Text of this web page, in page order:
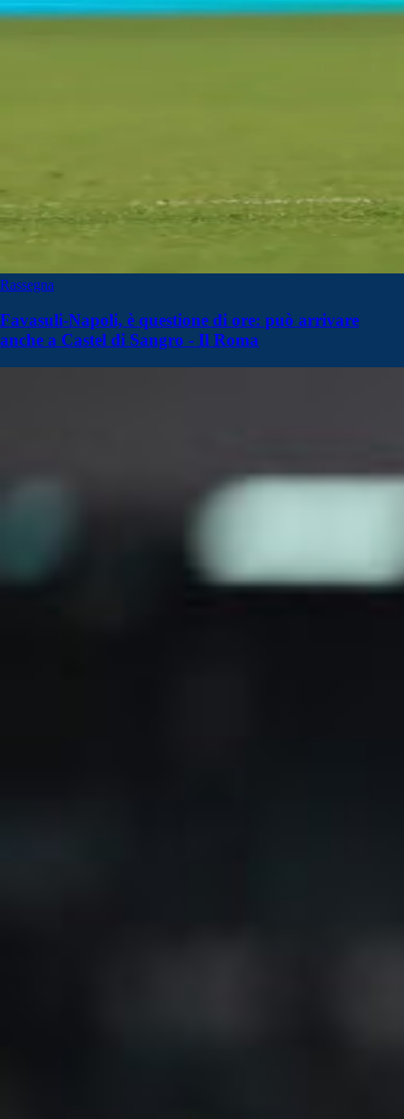
Rassegna
Favasuli-Napoli, è questione di ore: può arrivare
anche a Castel di Sangro - Il Roma